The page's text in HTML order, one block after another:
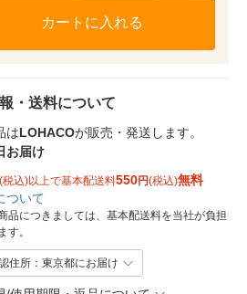
カートに入れる
・送料について
はLOHACOが販売・発送します。
お届け
(税込)以上で基本配送料550円(税込)無料
ついて
品につきましては、基本配送料を当社が負担
す。
住所：東京都にお届け